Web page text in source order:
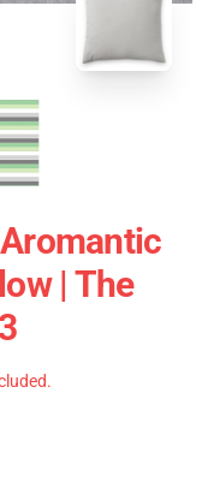
| The